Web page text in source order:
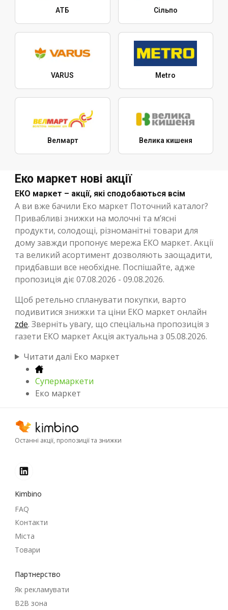
АТБ Сільпо
VARUS Metro
Велмарт Велика кишеня
Еко маркет нові акції
ЕКО маркет – акції, які сподобаються всім
А ви вже бачили Еко маркет Поточний каталог?
Привабливі знижки на молочні та м’ясні
продукти, солодощі, різноманітні товари для
дому завжди пропонує мережа ЕКО маркет. Акції
та великий асортимент дозволяють заощадити,
придбавши все необхідне. Поспішайте, адже
пропозиція діє 07.08.2026 - 09.08.2026.
Щоб ретельно спланувати покупки, варто
подивитися знижки та ціни ЕКО маркет онлайн
zde. Зверніть увагу, що спеціальна пропозиція з
газети ЕКО маркет Акція актуальна з 05.08.2026.
Читати далі Еко маркет
Супермаркети
Еко маркет
Останні акції, пропозиції та знижки
Kimbino
FAQ
Контакти
Міста
Товари
Партнерство
Як рекламувати
B2B зона